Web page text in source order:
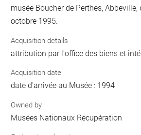
musée Boucher de Perthes, Abbeville,
octobre 1995.
Acquisition details
attribution par l'office des biens et
Acquisition date
date d'arrivée au Musée : 1994
Owned by
Musées Nationaux Récupération